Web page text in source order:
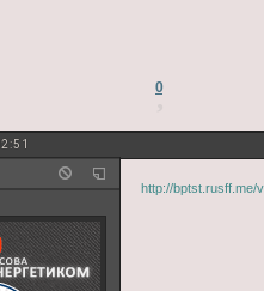
0
http://bptst.rusff.me/